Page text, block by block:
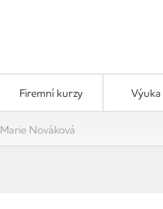
Firemní kurzy
Marie Nováková